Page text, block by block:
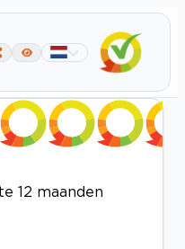
12 maanden